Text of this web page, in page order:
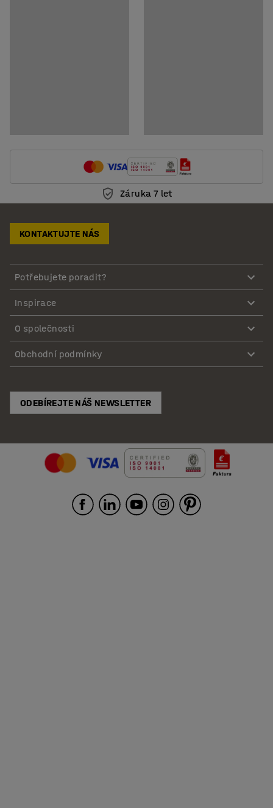
Záruka 7 let
KONTAKTUJTE NÁS
Potřebujete poradit?
Inspirace
O společnosti
Obchodní podmínky
ODEBÍREJTE NÁŠ NEWSLETTER